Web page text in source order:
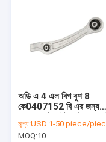
অডি এ 4 এল বিগ বুশ 8
কে0407152 বি এর জন্য
মূল্য:USD 1-50 piece/pieces
MOQ:10